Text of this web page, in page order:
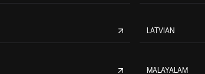
LATVIAN
MALAYALAM